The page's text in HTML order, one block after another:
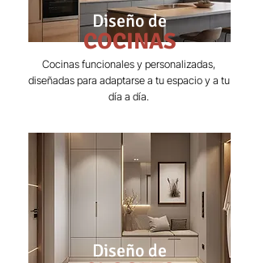
Cocinas funcionales y personalizadas,
diseñadas para adaptarse a tu espacio y a tu
día a día.
Diseño de
COCINAS
Diseño de